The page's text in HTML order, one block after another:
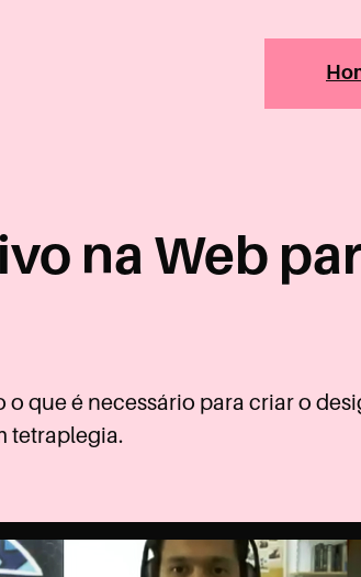
na Web
que é necessário para criar o
tetraplegia.